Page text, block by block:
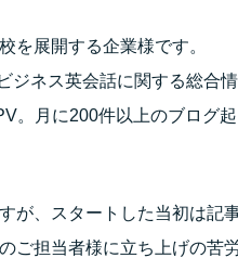
を展開する企業様です。
ジネス英会話に関する総合
。月に200件以上のブログ
が、スタートした当初は記
ご担当者様に立ち上げの苦